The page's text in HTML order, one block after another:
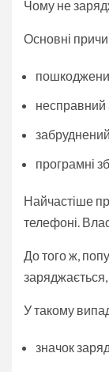
Чому не
Основні
несправний
програмні
Найчастіше
телефоні.
До того ж,
У такому
значок